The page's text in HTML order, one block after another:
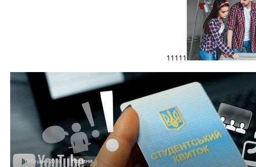
11111
19 Грудня 2019 Новини